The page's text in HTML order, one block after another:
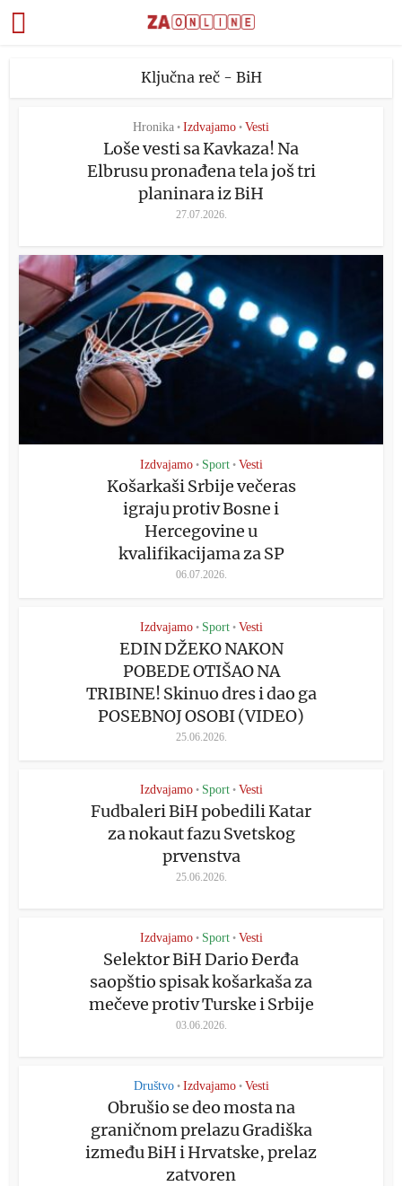
Ključna reč - BiH
Hronika • Izdvajamo • Vesti
Loše vesti sa Kavkaza! Na
Elbrusu pronađena tela još tri
planinara iz BiH
27.07.2026.
Izdvajamo • Sport • Vesti
Košarkaši Srbije večeras
igraju protiv Bosne i
Hercegovine u
kvalifikacijama za SP
06.07.2026.
Izdvajamo • Sport • Vesti
EDIN DŽEKO NAKON
POBEDE OTIŠAO NA
TRIBINE! Skinuo dres i dao ga
POSEBNOJ OSOBI (VIDEO)
25.06.2026.
Izdvajamo • Sport • Vesti
Fudbaleri BiH pobedili Katar
za nokaut fazu Svetskog
prvenstva
25.06.2026.
Izdvajamo • Sport • Vesti
Selektor BiH Dario Đerđa
saopštio spisak košarkaša za
mečeve protiv Turske i Srbije
03.06.2026.
Društvo • Izdvajamo • Vesti
Obrušio se deo mosta na
graničnom prelazu Gradiška
između BiH i Hrvatske, prelaz
zatvoren